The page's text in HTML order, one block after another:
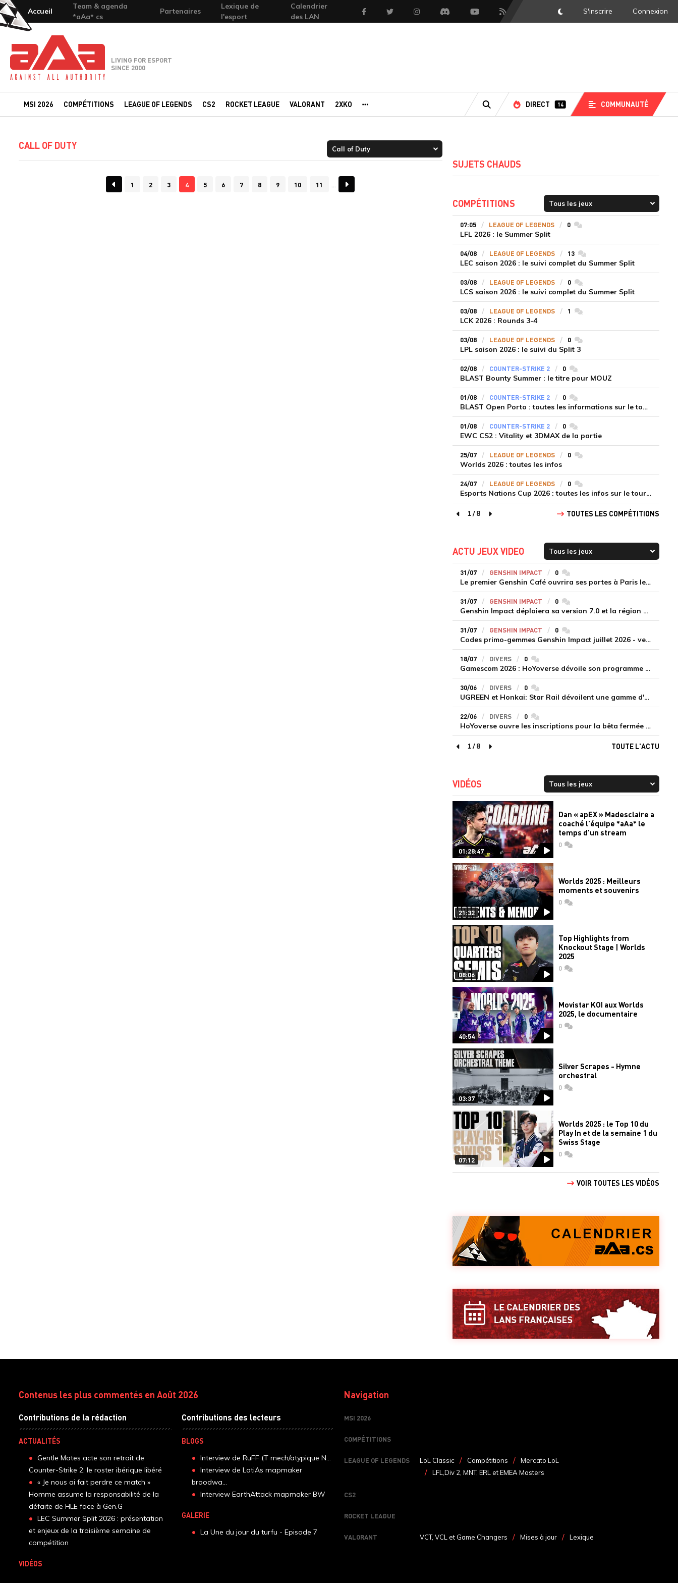
Accueil
Team & agenda
*aAa* cs
Partenaires
Lexique de
l'esport
Calendrier
des LAN
FacebookTwitter InstagramDiscord YoutubeFlux RSS DarkMode
S'inscrire Connexion
Team-aAa - against All authority
LIVING FOR ESPORT
SINCE 2000
MSI 2026 COMPÉTITIONS LEAGUE OF LEGENDS CS2 ROCKET LEAGUE VALORANT 2XKO
RECHERCHE
DIRECT 14 COMMUNAUTÉ
CALL OF DUTY
1 2 3 4 5 6 7 8 9 10 11
SUJETS CHAUDS
COMPÉTITIONS
07:05 LEAGUE OF LEGENDS 0commentaires
LFL 2026 : le Summer Split
04/08 LEAGUE OF LEGENDS 13commentaires
LEC saison 2026 : le suivi complet du Summer Split
03/08 LEAGUE OF LEGENDS 0commentaires
LCS saison 2026 : le suivi complet du Summer Split
03/08 LEAGUE OF LEGENDS 1 commentaires
LCK 2026 : Rounds 3-4
03/08 LEAGUE OF LEGENDS 0commentaires
LPL saison 2026 : le suivi du Split 3
02/08 COUNTER-STRIKE 2 0commentaires
BLAST Bounty Summer : le titre pour MOUZ
01/08 COUNTER-STRIKE 2 0commentaires
BLAST Open Porto : toutes les informations sur le tournoi
01/08 COUNTER-STRIKE 2 0commentaires
EWC CS2 : Vitality et 3DMAX de la partie
25/07 LEAGUE OF LEGENDS 0commentaires
Worlds 2026 : toutes les infos
24/07 LEAGUE OF LEGENDS 0commentaires
Esports Nations Cup 2026 : toutes les infos sur le tournoi
page précédente
1/8
page suivante
TOUTES LES COMPÉTITIONS
ACTU JEUX VIDEO
31/07 GENSHIN IMPACT 0commentaires
Le premier Genshin Café ouvrira ses portes à Paris le 14 août
31/07 GENSHIN IMPACT 0commentaires
Genshin Impact déploiera sa version 7.0 et la région de Snezhnaya le 12 août
31/07 GENSHIN IMPACT 0commentaires
Codes primo-gemmes Genshin Impact juillet 2026 - version 7.0
18/07 DIVERS 0commentaires
Gamescom 2026 : HoYoverse dévoile son programme et présente deux nouveaux jeux inédits
30/06 DIVERS 0commentaires
UGREEN et Honkai: Star Rail dévoilent une gamme d'accessoires de recharge en édition limitée
22/06 DIVERS 0commentaires
HoYoverse ouvre les inscriptions pour la bêta fermée de Honkai : Nexus Anima
page précédente
1/8
page suivante
TOUTE L'ACTU
VIDÉOS
01:28:47
Dan « apEX » Madesclaire a
coaché l'équipe *aAa* le
temps d'un stream
0commentaires
21:32
Worlds 2025 : Meilleurs
moments et souvenirs
0commentaires
08:06
Top Highlights from
Knockout Stage | Worlds
2025
0commentaires
40:54
Movistar KOI aux Worlds
2025, le documentaire
0commentaires
03:37
Silver Scrapes - Hymne
orchestral
0commentaires
07:12
Worlds 2025 : le Top 10 du
Play In et de la semaine 1 du
Swiss Stage
0commentaires
VOIR TOUTES LES VIDÉOS
Contenus les plus commentés en Août 2026
Contributions de la rédaction
ACTUALITÉS
Gentle Mates acte son retrait de
Counter-Strike 2, le roster ibérique libéré
« Je nous ai fait perdre ce match »
Homme assume la responsabilité de la
défaite de HLE face à Gen.G
LEC Summer Split 2026 : présentation
et enjeux de la troisième semaine de
compétition
VIDÉOS
Contributions des lecteurs
BLOGS
Interview de RuFF (T mech/atypique N...
Interview de LatiAs mapmaker
broodwa...
Interview EarthAttack mapmaker BW
GALERIE
La Une du jour du turfu - Episode 7
Navigation
MSI 2026
COMPÉTITIONS
LEAGUE OF LEGENDS LoL Classic Compétitions
Mercato LoL
LFL,Div 2, MNT, ERL et EMEA Masters
CS2
ROCKET LEAGUE
VALORANT VCT, VCL et Game Changers Mises à jour Lexique